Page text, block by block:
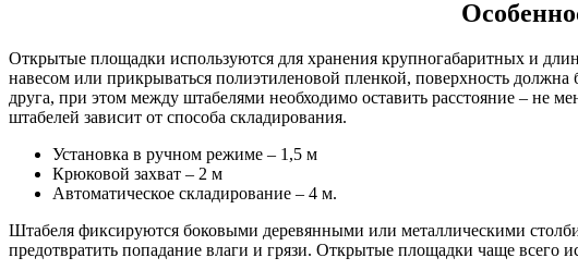
Открытые площадки используются для хранения крупногабаритных и
навесом или прикрываться полиэтиленовой пленкой, поверхность
друга, при этом между штабелями необходимо оставить расстояние – не
штабелей зависит от способа складирования.
Установка в ручном режиме – 1,5 м
Крюковой захват – 2 м
Автоматическое складирование – 4 м.
Штабеля фиксируются боковыми деревянными или металлическими
предотвратить попадание влаги и грязи. Открытые площадки чаще всего